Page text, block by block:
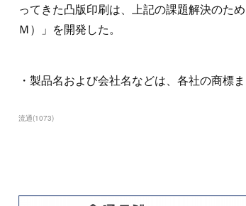
ってきた凸版印刷は、上記の課題解決のた
Ｍ）」を開発した。
・製品名および会社名などは、各社の商標
流通(1073)